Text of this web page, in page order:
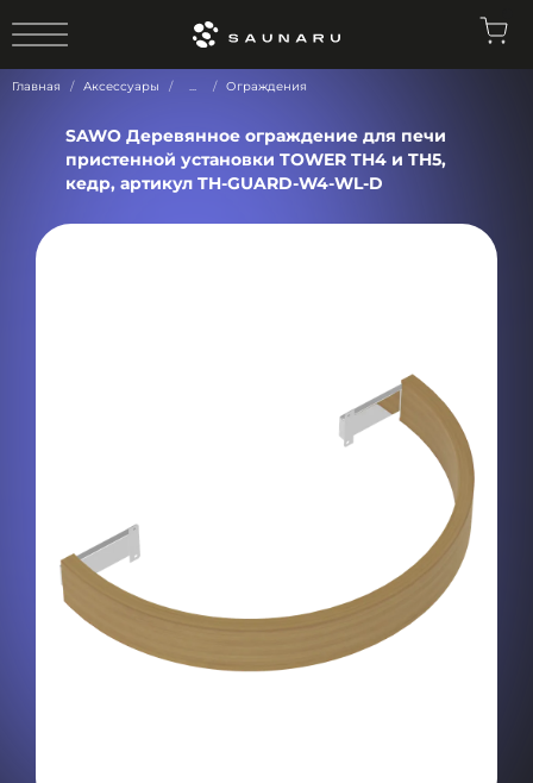
Главная Аксессуары ... Ограждения
SAWO Деревянное ограждение для печи
пристенной установки TOWER TH4 и TH5,
кедр, артикул TH-GUARD-W4-WL-D